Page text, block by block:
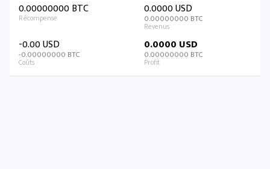
0.00000000 BTC
0.0000 USD
0.00000000 BTC
-0.00 USD
-0.00000000 BTC
0.0000 USD
0.00000000 BTC